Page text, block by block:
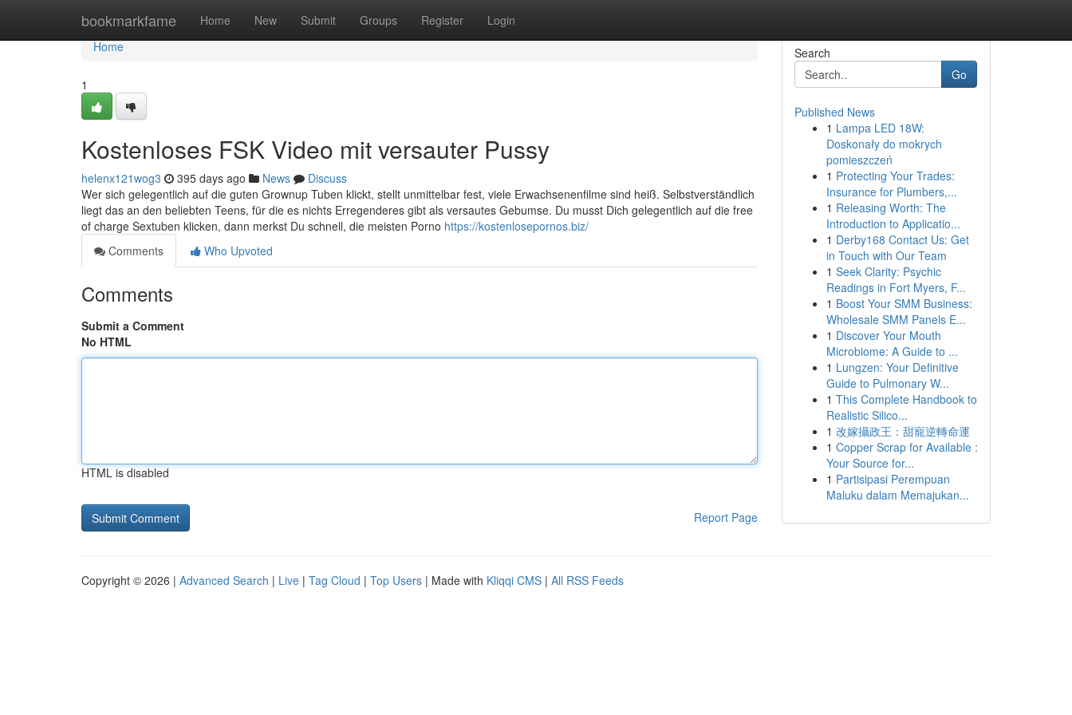
bookmarkfame Home New Submit Groups Register Login
Home
Home
1
Kostenloses FSK Video mit versauter Pussy
helenx121wog3 395 days ago News
Discuss
Wer sich gelegentlich auf die guten Grownup Tuben klickt, stellt unmittelbar fest, viele Erwachsenenfilme sind heiß. Selbstverständlich
liegt das an den beliebten Teens, für die es nichts Erregenderes gibt als versautes Gebumse. Du musst Dich gelegentlich auf die free
of charge Sextuben klicken, dann merkst Du schnell, die meisten Porno https://kostenlosepornos.biz/
Comments
Who Upvoted
Comments
Submit a Comment
No HTML
HTML is disabled
Report Page
Search
Go
Published News
1 Lampa LED 18W:
Doskonały do mokrych
pomieszczeń
1 Protecting Your Trades:
Insurance for Plumbers,...
1 Releasing Worth: The
Introduction to Applicatio...
1 Derby168 Contact Us: Get
in Touch with Our Team
1 Seek Clarity: Psychic
Readings in Fort Myers, F...
1 Boost Your SMM Business:
Wholesale SMM Panels E...
1 Discover Your Mouth
Microbiome: A Guide to ...
1 Lungzen: Your Definitive
Guide to Pulmonary W...
1 This Complete Handbook to
Realistic Silico...
1 改嫁攝政王：甜寵逆轉命運
1 Copper Scrap for Available :
Your Source for...
1 Partisipasi Perempuan
Maluku dalam Memajukan...
Copyright © 2026 | Advanced Search | Live | Tag Cloud | Top Users | Made with Kliqqi CMS | All RSS Feeds